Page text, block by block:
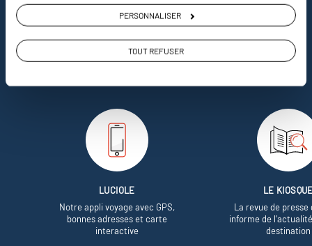
PERSONNALISER
TOUT REFUSER
Soyons honnête, nous ne sommes pas les seuls
à proposer des voyages sur mesure,mais nous
avons quelques atouts qui font
LUCIOLE
Notre appli voyage avec GPS,
bonnes adresses et carte
interactive
LE
La revue de presse
informe de
destination